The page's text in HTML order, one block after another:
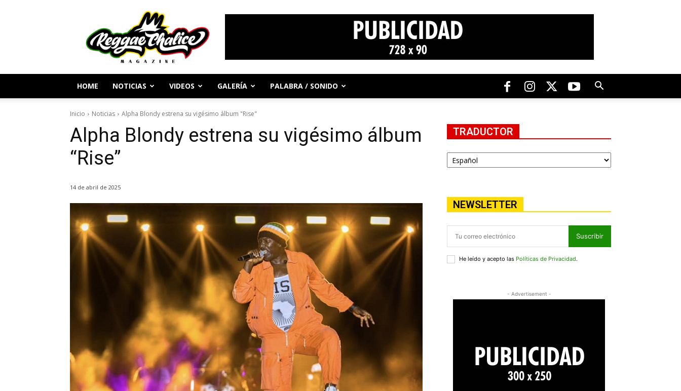
Periodismo
y
Cultura
Reggae
HOME NOTICIAS VIDEOS GALERÍA PALABRA / SONIDO
Inicio Noticias Alpha Blondy estrena su vigésimo álbum "Rise"
Alpha Blondy estrena su vigésimo álbum
“Rise”
14 de abril de 2025
TRADUCTOR
NEWSLETTER
Suscribir
He leído y acepto las Políticas de Privacidad.
- Advertisement -